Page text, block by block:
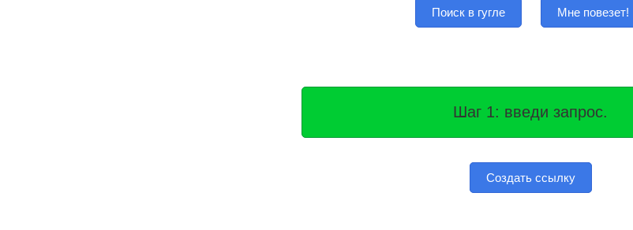
Поиск в гугле Мне повезет!
Шаг 1: введи запрос.
Создать ссылку